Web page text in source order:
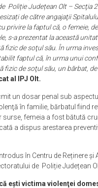
Poliție Județean Olt – Secţia
de către angajaţii
privire la faptul că, o femeie,
s-a prezentat la această
fizic de soţul său. În urma
faptul că, în urma unui
fizic de soţul său, un bărbat, de
al IPJ Olt.
un dosar penal sub
în familie, bărbatul fiind
surse, femeia a fost bătută
a dispus arestarea
în Centru de Reținere și
de Poliție Județean
eşti victima violenţei